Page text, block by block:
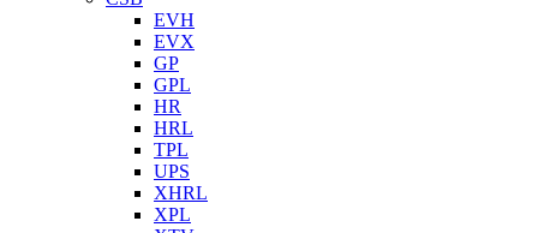
EVH
EVX
GP
GPL
HR
HRL
TPL
UPS
XHRL
XPL